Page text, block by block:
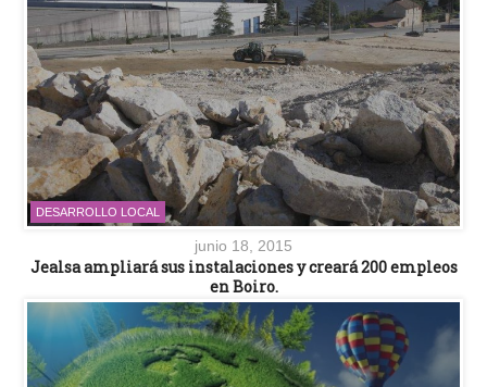
DESARROLLO LOCAL
junio 18, 2015
Jealsa ampliará sus instalaciones y creará 200 empleos
en Boiro.